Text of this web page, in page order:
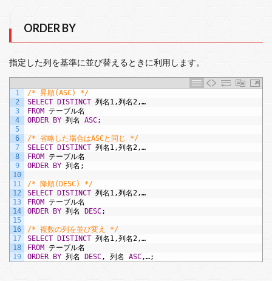
ORDER BY
指定した列を基準に並び替えるときに利用します。
1
2
3
4
5
6
7
8
9
10
11
12
13
14
15
16
17
18
19
/* 昇順(ASC) */
SELECT
DISTINCT 列名1,列名2,…
FROM テーブル名
ORDER BY 列名 ASC;
/* 省略した場合はASCと同じ */
SELECT
DISTINCT 列名1,列名2,…
FROM テーブル名
ORDER BY 列名;
/* 降順(DESC) */
SELECT
DISTINCT 列名1,列名2,…
FROM テーブル名
ORDER BY 列名 DESC;
/* 複数の列を並び変え */
SELECT
DISTINCT 列名1,列名2,…
FROM テーブル名
ORDER BY 列名 DESC, 列名 ASC,…;